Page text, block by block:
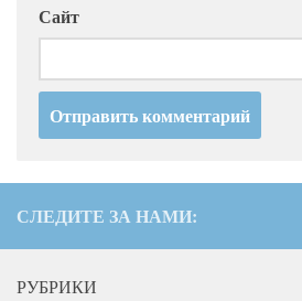
Сайт
СЛЕДИТЕ ЗА НАМИ:
РУБРИКИ